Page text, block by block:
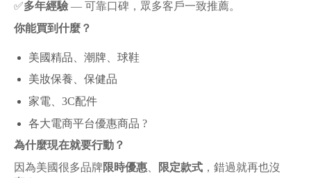
✅多年經驗 — 可靠口碑，眾多客戶一致推薦。
你能買到什麼？
美國精品、潮牌、球鞋
美妝保養、保健品
家電、3C配件
各大電商平台優惠商品 ?
為什麼現在就要行動？
因為美國很多品牌 限時優惠 限定款式 ，錯過就再也沒